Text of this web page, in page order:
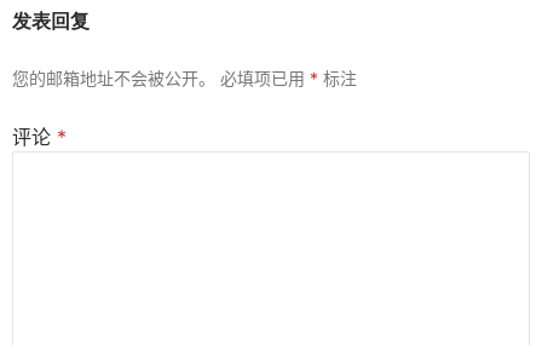
发表回复
您的邮箱地址不会被公开。 必填项已用 * 标注
评论 *